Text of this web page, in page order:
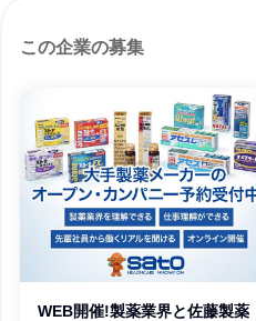
この企業の募集
WEB開催!製薬業界と佐藤製薬